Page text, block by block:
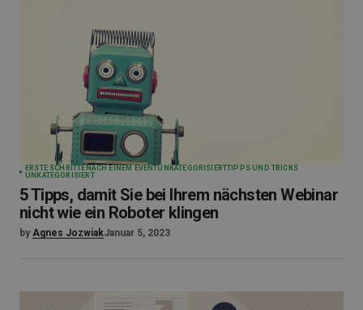
ERSTE SCHRITTE NACH EINEM EVENT UNKATEGORISIERTTIPPS UND TRICKS
UNKATEGORISIERT
5 Tipps, damit Sie bei Ihrem nächsten Webinar
nicht wie ein Roboter klingen
by Agnes JozwiakJanuar 5, 2023